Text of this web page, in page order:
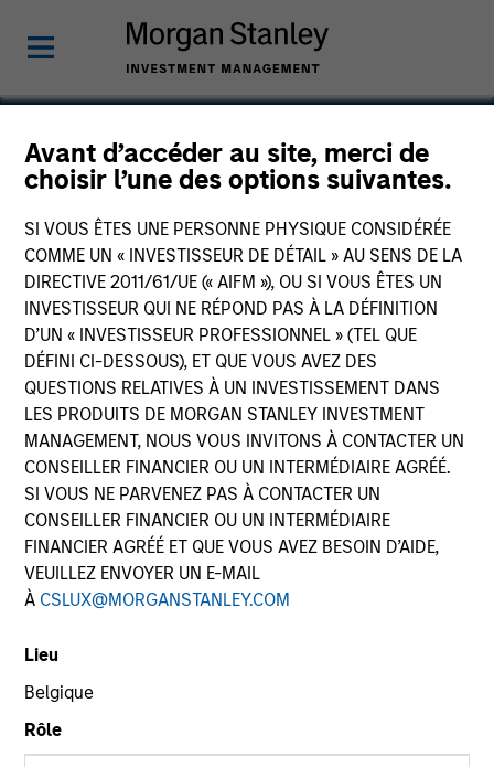
Avant d’accéder au site, merci de
choisir l’une des options suivantes.
SI VOUS ÊTES UNE PERSONNE PHYSIQUE CONSIDÉRÉE
COMME UN « INVESTISSEUR DE DÉTAIL » AU SENS DE LA
DIRECTIVE 2011/61/UE (« AIFM »), OU SI VOUS ÊTES UN
INVESTISSEUR QUI NE RÉPOND PAS À LA DÉFINITION
D’UN « INVESTISSEUR PROFESSIONNEL » (TEL QUE
DÉFINI CI-DESSOUS), ET QUE VOUS AVEZ DES
QUESTIONS RELATIVES À UN INVESTISSEMENT DANS
LES PRODUITS DE MORGAN STANLEY INVESTMENT
MANAGEMENT, NOUS VOUS INVITONS À CONTACTER UN
CONSEILLER FINANCIER OU UN INTERMÉDIAIRE AGRÉÉ.
SI VOUS NE PARVENEZ PAS À CONTACTER UN
CONSEILLER FINANCIER OU UN INTERMÉDIAIRE
FINANCIER AGRÉÉ ET QUE VOUS AVEZ BESOIN D’AIDE,
VEUILLEZ ENVOYER UN E-MAIL
À CSLUX@MORGANSTANLEY.COM
Lieu
Belgique
Rôle
Fairway Lawns
SECTOR
Business & Consumer Services
COUNTRY
United States